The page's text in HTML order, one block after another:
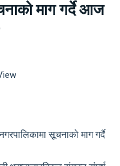
माग गर्दे आज
सूचनाको माग गर्दै